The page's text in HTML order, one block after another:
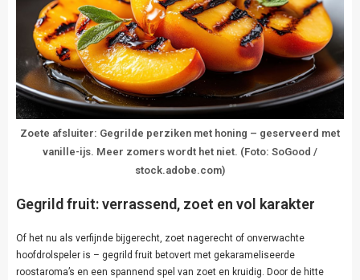
Zoete afsluiter: Gegrilde perziken met honing – geserveerd met
vanille-ijs. Meer zomers wordt het niet. (Foto: SoGood /
stock.adobe.com)
Gegrild fruit: verrassend, zoet en vol karakter
Of het nu als verfijnde bijgerecht, zoet nagerecht of onverwachte
hoofdrolspeler is – gegrild fruit betovert met gekarameliseerde
roostaroma’s en een spannend spel van zoet en kruidig. Door de hitte